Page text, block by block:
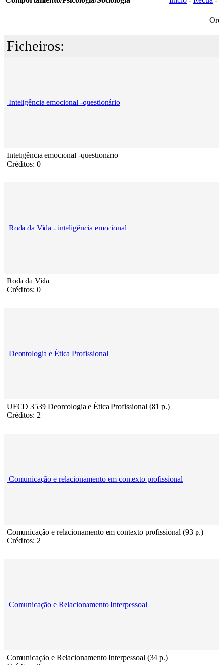
Ficheiros:
Inteligência emocional -questionário
Inteligência emocional -questionário
Créditos: 0
Roda da Vida - inteligência emocional
Roda da Vida
Créditos: 0
Deontologia e Ética Profissional
UFCD 3539 Deontologia e Ética Profissional (81 p.)
Créditos: 2
Comunicação e relacionamento em contexto profissional
Comunicação e relacionamento em contexto profissional (93 p.)
Créditos: 2
Comunicação e Relacionamento Interpessoal
Comunicação e Relacionamento Interpessoal (34 p.)